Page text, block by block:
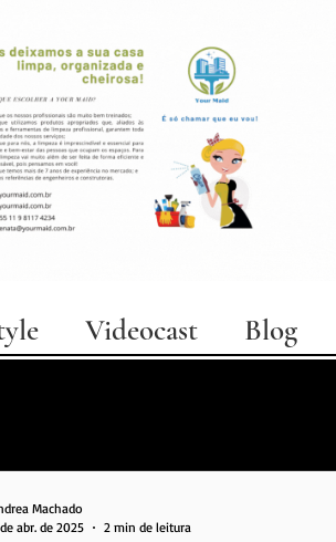
Videocast Blog
Machado
abr. de 2025
2 min de leitura